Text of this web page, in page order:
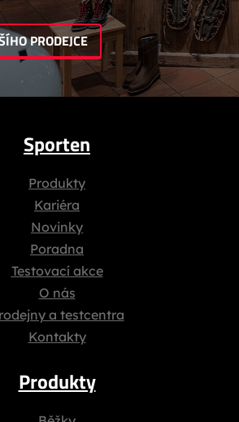
PRODEJCE
Sporten
Produkty
Kariéra
Novinky
Poradna
Testovací akce
O nás
a testcentra
Kontakty
Produkty